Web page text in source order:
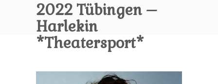
2022 Tübingen –
Harlekin
*Theatersport*